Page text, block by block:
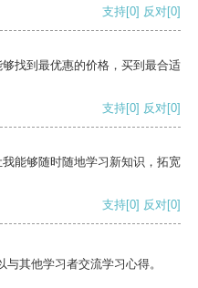
支持[0] 反对[0]
找到最优惠的价格，买到最合适
支持[0] 反对[0]
能够随时随地学习新知识，拓宽
支持[0] 反对[0]
其他学习者交流学习心得。